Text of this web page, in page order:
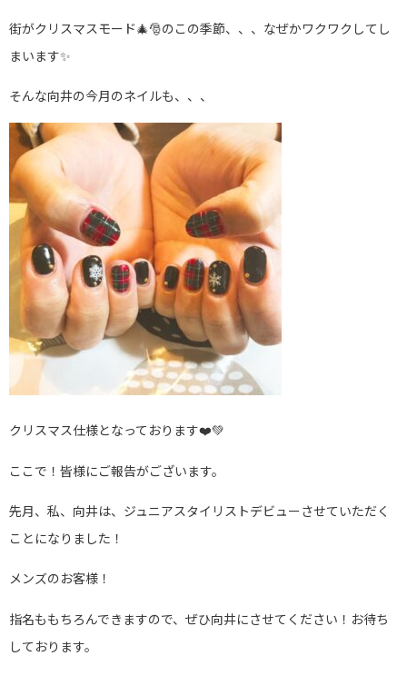
街がクリスマスモード🎄🎅のこの季節、、、なぜかワクワクしてし
まいます✨
そんな向井の今月のネイルも、、、
クリスマス仕様となっております❤️💚
ここで！皆様にご報告がございます。
先月、私、向井は、ジュニアスタイリストデビューさせていただく
ことになりました！
メンズのお客様！
指名ももちろんできますので、ぜひ向井にさせてください！お待ち
しております。